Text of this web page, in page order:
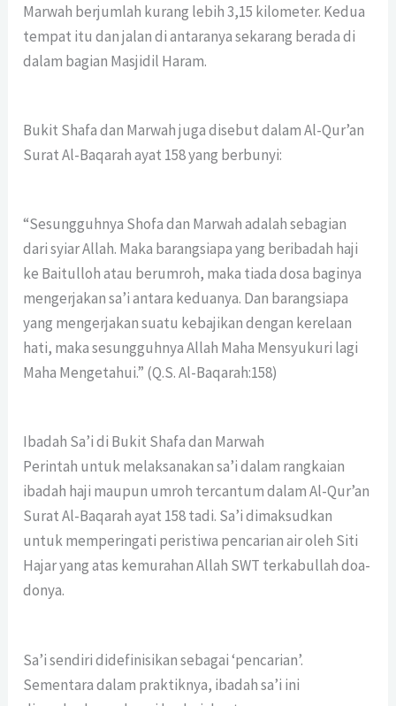
Marwah berjumlah kurang lebih 3,15 kilometer. Kedua
tempat itu dan jalan di antaranya sekarang berada di
dalam bagian Masjidil Haram.
Bukit Shafa dan Marwah juga disebut dalam Al-Qur’an
Surat Al-Baqarah ayat 158 yang berbunyi:
“Sesungguhnya Shofa dan Marwah adalah sebagian
dari syiar Allah. Maka barangsiapa yang beribadah haji
ke Baitulloh atau berumroh, maka tiada dosa baginya
mengerjakan sa’i antara keduanya. Dan barangsiapa
yang mengerjakan suatu kebajikan dengan kerelaan
hati, maka sesungguhnya Allah Maha Mensyukuri lagi
Maha Mengetahui.” (Q.S. Al-Baqarah:158)
Ibadah Sa’i di Bukit Shafa dan Marwah
Perintah untuk melaksanakan sa’i dalam rangkaian
ibadah haji maupun umroh tercantum dalam Al-Qur’an
Surat Al-Baqarah ayat 158 tadi. Sa’i dimaksudkan
untuk memperingati peristiwa pencarian air oleh Siti
Hajar yang atas kemurahan Allah SWT terkabullah doa-
donya.
Sa’i sendiri didefinisikan sebagai ‘pencarian’.
Sementara dalam praktiknya, ibadah sa’i ini